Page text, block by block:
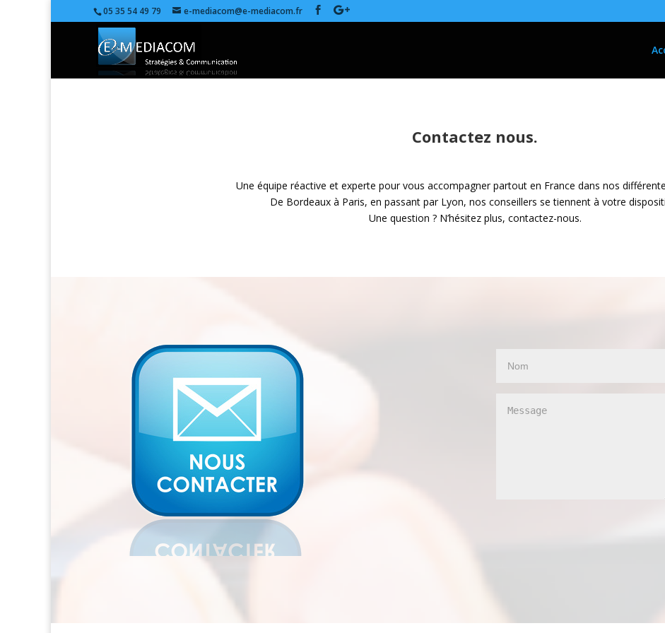
05 35 54 49 79 e-mediacom@e-mediacom.fr
Contactez nous.
Une équipe réactive et experte pour vous accompagner partout en France dans nos
De Bordeaux à Paris, en passant par Lyon, nos conseillers se tiennent à votre
Une question ? N’hésitez plus, contactez-nous.